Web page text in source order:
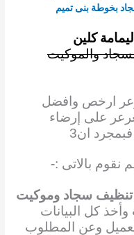
بخوطة بنى تميم
كلين
والموكيت
ارخص وافضل
على إرضاء
ان3
نقوم بالاتى :-
تنظيف سجاد وموكيت
وأخذ كل البيانات
وعن المطلوب